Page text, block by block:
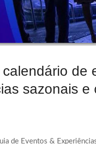
de
sazonais e
de Eventos &